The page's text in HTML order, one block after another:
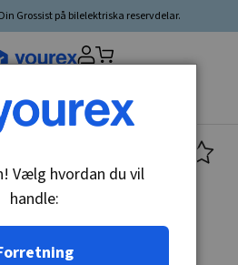
Grossist på bilelektriska reservdelar.
valt▼
Vælg hvordan du vil
handle: